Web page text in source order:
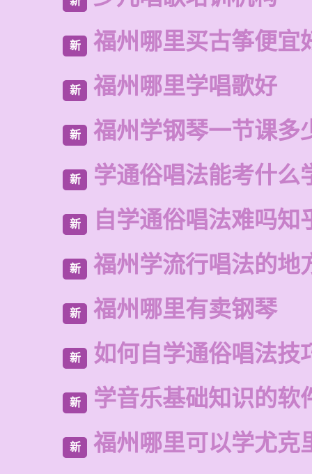
新 福州哪里买古筝便宜
新 福州哪里学唱歌好
新 福州学钢琴一节课多
新 学通俗唱法能考什么
新 自学通俗唱法难吗知
新 福州学流行唱法的地
新 福州哪里有卖钢琴
新 如何自学通俗唱法技
新 学音乐基础知识的软
新 福州哪里可以学尤克